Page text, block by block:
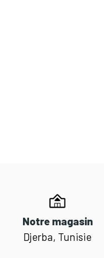
Notre magasin
Djerba, Tunisie